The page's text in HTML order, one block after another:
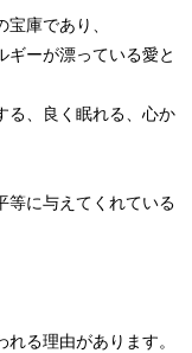
庫であり、
ギーが漂っている愛と
る、良く眠れる、心か
等に与えてくれている
る理由があります。